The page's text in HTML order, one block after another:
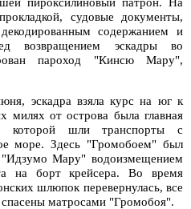
судовые документы,
содержанием и
возвращением эскадры во
пароход "Кинсю Мару",
эскадра взяла курс на юг к
милях от острова была главная
которой шли транспорты с
море. Здесь "Громобоем" был
"Идзумо Мару" водоизмещением
на борт крейсера. Во время
шлюпок перевернулась, все
матросами "Громобоя".